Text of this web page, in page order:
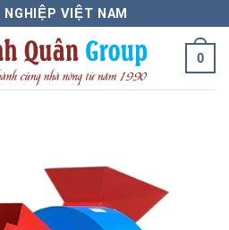
NGHIỆP VIỆT NAM
0